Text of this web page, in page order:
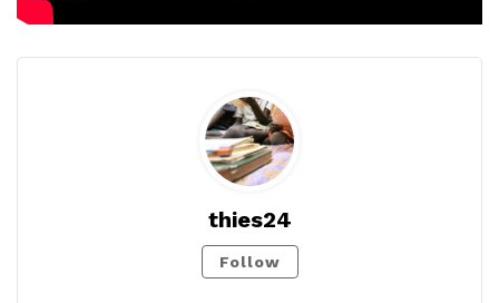
thies24
Follow